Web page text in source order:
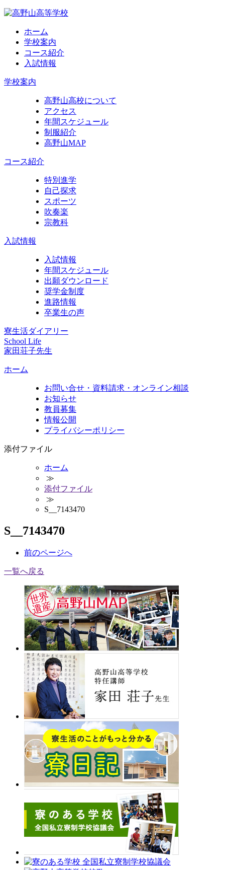
ホーム
学校案内
コース紹介
入試情報
学校案内
高野山高校について
アクセス
年間スケジュール
制服紹介
高野山MAP
コース紹介
特別進学
自己探求
スポーツ
吹奏楽
宗教科
入試情報
入試情報
年間スケジュール
出願ダウンロード
奨学金制度
進路情報
卒業生の声
寮生活ダイアリー
School Life
家田荘子先生
ホーム
お問い合せ・資料請求・オンライン相談
お知らせ
教員募集
情報公開
プライバシーポリシー
添付ファイル
ホーム
≫
添付ファイル
≫
S__7143470
S__7143470
前のページへ
一覧へ戻る